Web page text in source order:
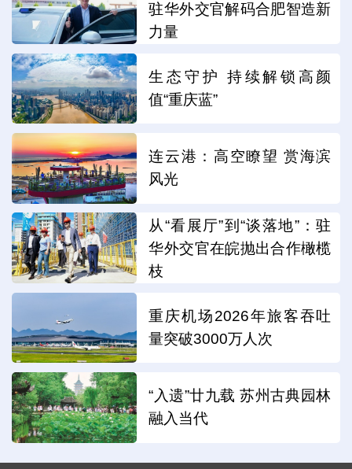
驻华外交官解码合肥智造新
力量
生态守护 持续解锁高颜
值“重庆蓝”
连云港：高空瞭望 赏海滨
风光
从“看展厅”到“谈落地”：驻
华外交官在皖抛出合作橄榄
枝
重庆机场2026年旅客吞吐
量突破3000万人次
“入遗”廿九载 苏州古典园林
融入当代